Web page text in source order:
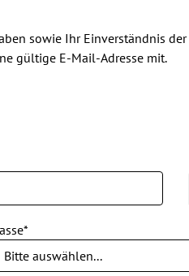
sowie Ihr Einverständnis
gültige E-Mail-Adresse mit.